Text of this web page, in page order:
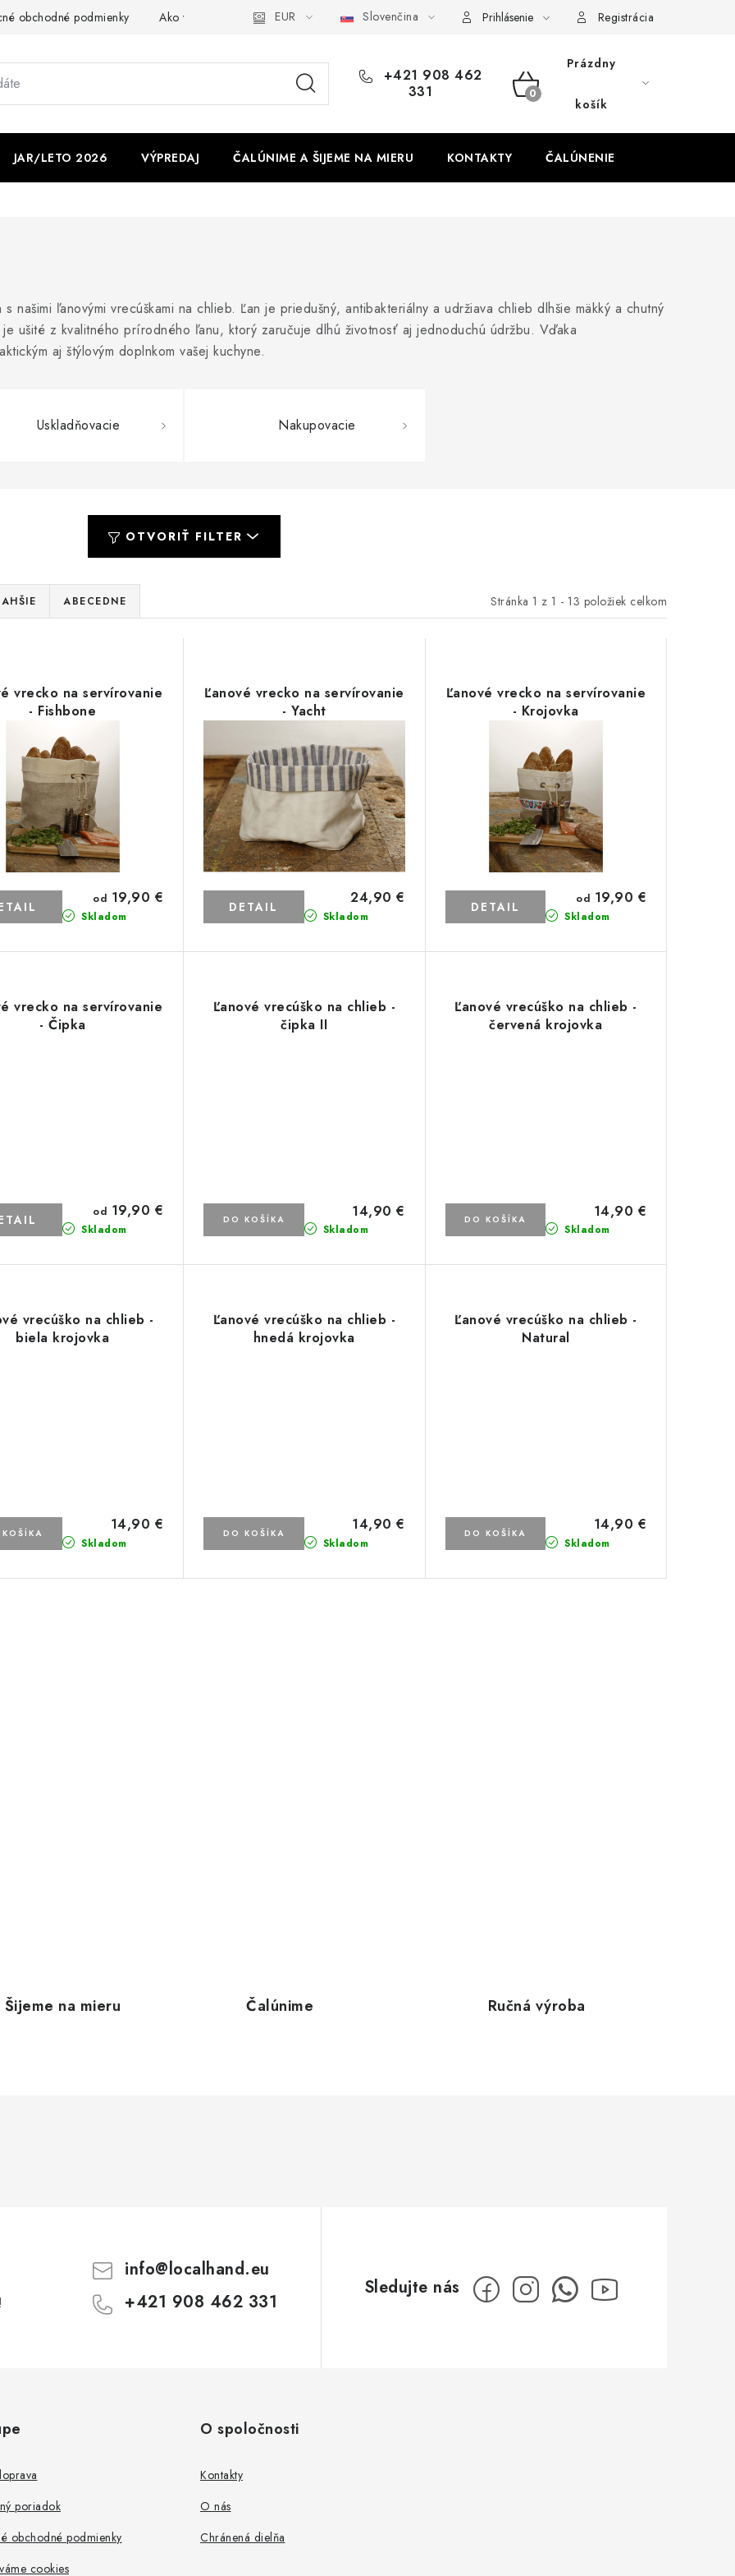
obchodné podmienky Ako využíváme cookies Ochrana osobných údajov Odstúpenie od zmluvy
EUR Slovenčina Prihlásenie Registrácia
+421 908 462
331
NÁKUPNÝ
Prázdny
košík
JAR/LETO 2026 VÝPREDAJ ČALÚNIME A ŠIJEME NA MIERU KONTAKTY ČALÚNENIE
našimi ľanovými vrecúškami na chlieb. Ľan je priedušný, antibakteriálny a udržiava chlieb dlhšie mäkký a chutný
ušité z kvalitného prírodného ľanu, ktorý zaručuje dlhú životnosť aj jednoduchú údržbu. Vďaka
aj štýlovým doplnkom vašej kuchyne.
Uskladňovacie Nakupovacie
OTVORIŤ FILTER
Stránka 1 z 1 - 13 položiek celkom
ABECEDNE
vrecko na servírovanie
- Fishbone
Skladom
od 19,90 €
Ľanové vrecko na servírovanie
- Yacht
Skladom
24,90 €
DETAIL
Ľanové vrecko na servírovanie
- Krojovka
Skladom
od 19,90 €
DETAIL
vrecko na servírovanie
- Čipka
Skladom
od 19,90 €
Ľanové vrecúško na chlieb -
čipka II
Skladom
14,90 €
DO KOŠÍKA
Ľanové vrecúško na chlieb -
červená krojovka
Skladom
14,90 €
DO KOŠÍKA
vrecúško na chlieb -
biela krojovka
Skladom
14,90 €
Ľanové vrecúško na chlieb -
hnedá krojovka
Skladom
14,90 €
DO KOŠÍKA
Ľanové vrecúško na chlieb -
Natural
Skladom
14,90 €
DO KOŠÍKA
Šijeme na mieru Čalúnime Ručná výroba
info@localhand.eu
+421 908 462 331
poriadok
obchodné podmienky
cookies
O spoločnosti
Kontakty
O nás
Chránená dielňa